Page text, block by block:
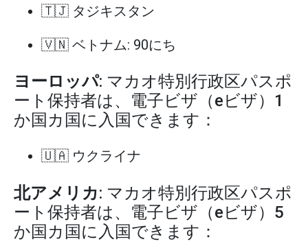
🇹🇯 タジキスタン
🇻🇳 ベトナム: 90にち
ヨーロッパ: マカオ特別行政区パスポ
ート保持者は、電子ビザ（eビザ）1
か国カ国に入国できます：
🇺🇦 ウクライナ
北アメリカ: マカオ特別行政区パスポ
ート保持者は、電子ビザ（eビザ）5
か国カ国に入国できます：